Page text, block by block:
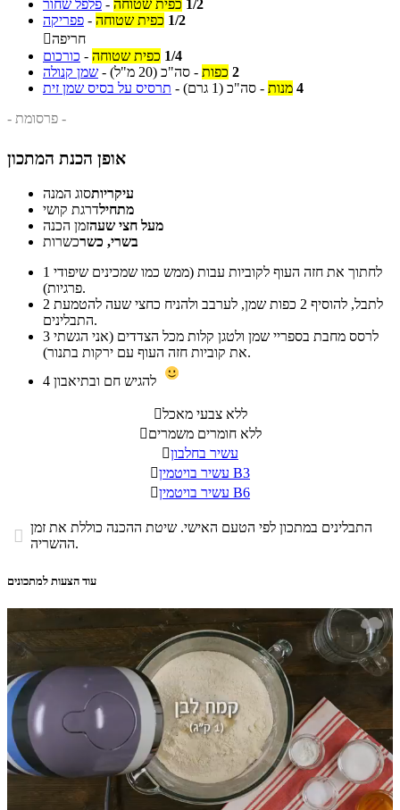
פלפל שחור - 1/2 כפית שטוחה
פפריקה - 1/2 כפית שטוחה
חריפה
כורכום - 1/4 כפית שטוחה
שמן קנולה - 2 כפות - סה"כ (20 מ"ל)
תרסיס על בסיס שמן זית - 4 מנות - סה"כ (1 גרם)
- פרסומת -
אופן הכנת המתכון
עיקריותסוג המנה
מתחילדרגת קושי
מעל חצי שעהזמן הכנה
בשרי, כשרכשרות
1
פרגיות).
2
התבלינים.
3
את קוביות חזה העוף עם ירקות בתנור).
4
ללא צבעי מאכל
ללא חומרים משמרים
עשיר בחלבון

עשיר בויטמין B3

עשיר בויטמין B6
 התבלינים במתכון לפי הטעם האישי. שיטת ההכנה כוללת את זמן
ההשריה.
עוד הצעות למתכונים